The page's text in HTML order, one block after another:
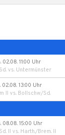
02.08. 11:00 Uhr
vs. Untermünster
02.08. 13:00 Uhr
II vs. Bollschw/Sd.
08.08. 15:00 Uhr
II vs. Harth./Brem. II